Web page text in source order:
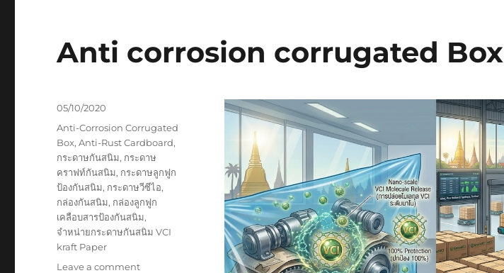
Anti corrosion corrugated Box
Posted
05/10/2020
Tags
Anti-Corrosion Corrugated
Box,Anti-Rust Cardboard,
กระดาษกันสนิม, กระดาษ
คราฟท์กันสนิม, กระดาษลูกฟูก
ป้องกันสนิม, กระดาษวีซีไอ,
กล่องกันสนิม, กล่องลูกฟูก
เคลือบสารป้องกันสนิม,
จำหน่ายกระดาษกันสนิม VCI
kraft Paper
Leave a commenton